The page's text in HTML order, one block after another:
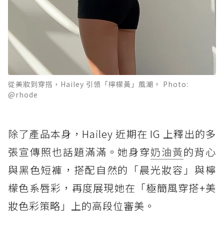
從美妝到穿搭，Hailey 引領「檸檬黃」風潮。 Photo:
@rhode
除了產品本身，Hailey 近期在 IG 上釋出的多
張宣傳照也話題滿滿。她身穿奶油黃的背心
與黑色短褲，搭配自然的「晨光妝容」與檸
檬色系唇彩，再度展現她在「極簡風穿搭+美
妝色彩策略」上的高段位審美。